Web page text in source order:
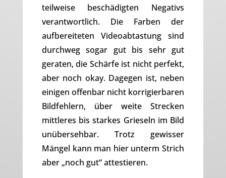
teilweise beschädigten Negativs
verantwortlich. Die Farben der
aufbereiteten Videoabtastung sind
durchweg sogar gut bis sehr gut
geraten, die Schärfe ist nicht perfekt,
aber noch okay. Dagegen ist, neben
einigen offenbar nicht korrigierbaren
Bildfehlern, über weite Strecken
mittleres bis starkes Grieseln im Bild
unübersehbar. Trotz gewisser
Mängel kann man hier unterm Strich
aber „noch gut“ attestieren.